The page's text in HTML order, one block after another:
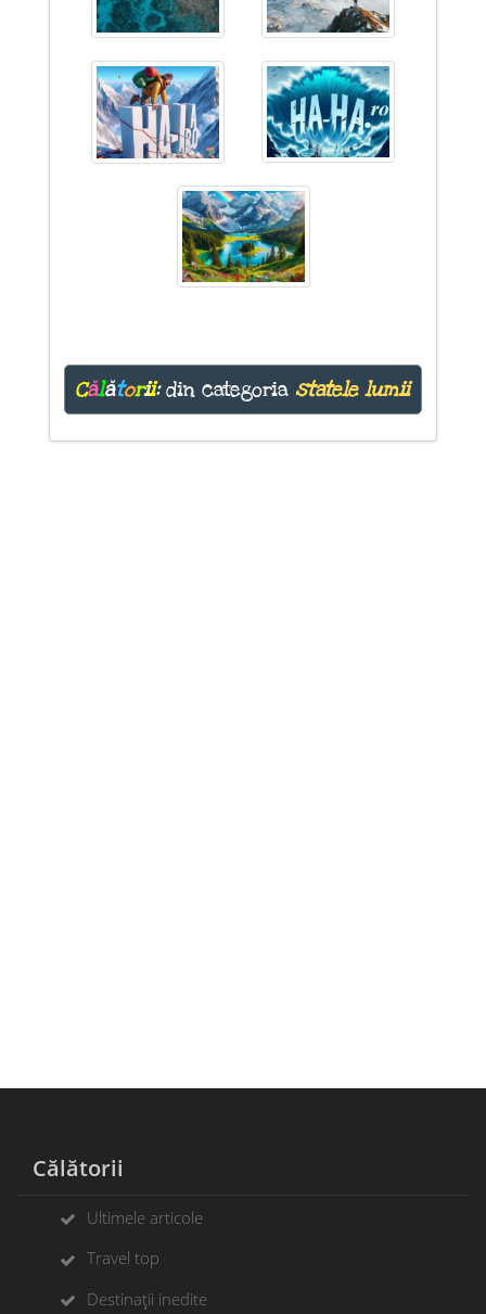
Călătorii:din categoriastatele lumii
Călătorii
Ultimele articole
Travel top
Destinații inedite